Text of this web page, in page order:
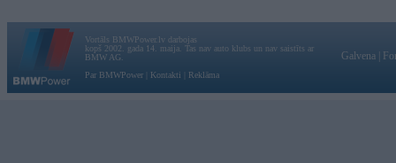
Vortāls BMWPower.lv darbojas
kopš 2002. gada 14. maija. Tas nav auto klubs un nav saistīts ar
BMW AG.
Par BMWPower
Kontakti Reklāma
Galvena